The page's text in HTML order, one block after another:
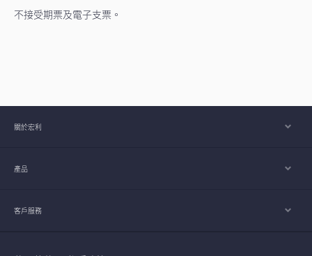
不接受期票及電子支票。
關於宏利
產品
客戶服務